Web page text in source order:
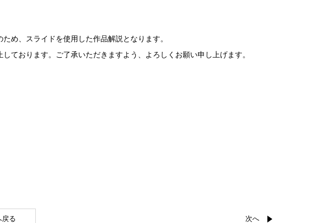
め、スライドを使用した作品解説となります。
ております。ご了承いただきますよう、よろしくお願い申し上げます。
戻る 次へ